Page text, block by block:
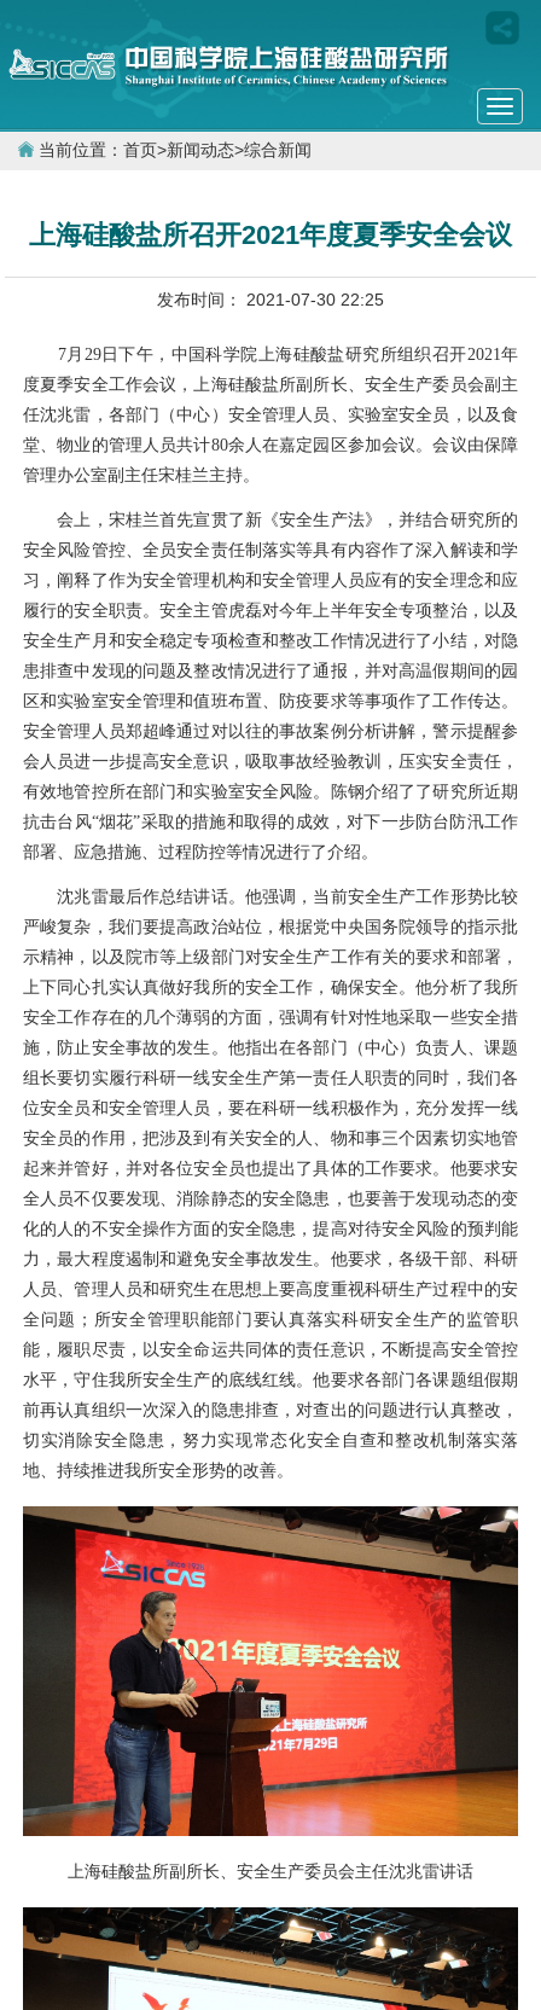
当前位置： 首页>新闻动态>综合新闻
上海硅酸盐所召开2021年度夏季安全会议
发布时间： 2021-07-30 22:25
7月29日下午，中国科学院上海硅酸盐研究所组织召开2021年
度夏季安全工作会议，上海硅酸盐所副所长、安全生产委员会副主
任沈兆雷，各部门（中心）安全管理人员、实验室安全员，以及食
堂、物业的管理人员共计80余人在嘉定园区参加会议。会议由保障
管理办公室副主任宋桂兰主持。
会上，宋桂兰首先宣贯了新《安全生产法》，并结合研究所的
安全风险管控、全员安全责任制落实等具有内容作了深入解读和学
习，阐释了作为安全管理机构和安全管理人员应有的安全理念和应
履行的安全职责。安全主管虎磊对今年上半年安全专项整治，以及
安全生产月和安全稳定专项检查和整改工作情况进行了小结，对隐
患排查中发现的问题及整改情况进行了通报，并对高温假期间的园
区和实验室安全管理和值班布置、防疫要求等事项作了工作传达。
安全管理人员郑超峰通过对以往的事故案例分析讲解，警示提醒参
会人员进一步提高安全意识，吸取事故经验教训，压实安全责任，
有效地管控所在部门和实验室安全风险。陈钢介绍了了研究所近期
抗击台风“烟花”采取的措施和取得的成效，对下一步防台防汛工作
部署、应急措施、过程防控等情况进行了介绍。
沈兆雷最后作总结讲话。他强调，当前安全生产工作形势比较
严峻复杂，我们要提高政治站位，根据党中央国务院领导的指示批
示精神，以及院市等上级部门对安全生产工作有关的要求和部署，
上下同心扎实认真做好我所的安全工作，确保安全。他分析了我所
安全工作存在的几个薄弱的方面，强调有针对性地采取一些安全措
施，防止安全事故的发生。他指出在各部门（中心）负责人、课题
组长要切实履行科研一线安全生产第一责任人职责的同时，我们各
位安全员和安全管理人员，要在科研一线积极作为，充分发挥一线
安全员的作用，把涉及到有关安全的人、物和事三个因素切实地管
起来并管好，并对各位安全员也提出了具体的工作要求。他要求安
全人员不仅要发现、消除静态的安全隐患，也要善于发现动态的变
化的人的不安全操作方面的安全隐患，提高对待安全风险的预判能
力，最大程度遏制和避免安全事故发生。他要求，各级干部、科研
人员、管理人员和研究生在思想上要高度重视科研生产过程中的安
全问题；所安全管理职能部门要认真落实科研安全生产的监管职
能，履职尽责，以安全命运共同体的责任意识，不断提高安全管控
水平，守住我所安全生产的底线红线。他要求各部门各课题组假期
前再认真组织一次深入的隐患排查，对查出的问题进行认真整改，
切实消除安全隐患，努力实现常态化安全自查和整改机制落实落
地、持续推进我所安全形势的改善。
上海硅酸盐所副所长、安全生产委员会主任沈兆雷讲话